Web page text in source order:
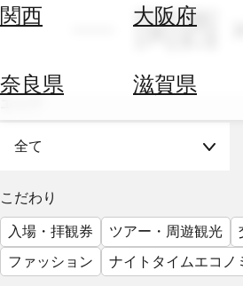
関西 大阪府
奈良県 滋賀県
ホ
す
替
を
調
べ
天
関西
全て
こだわり
入場・拝観券
ツアー・周遊観光
ファッション
ナイトタイムエコノ